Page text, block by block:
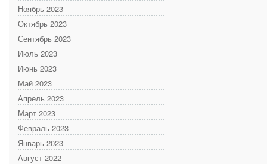
Ноябрь 2023
Октябрь 2023
Сентябрь 2023
Июль 2023
Июнь 2023
Май 2023
Апрель 2023
Март 2023
Февраль 2023
Январь 2023
Август 2022